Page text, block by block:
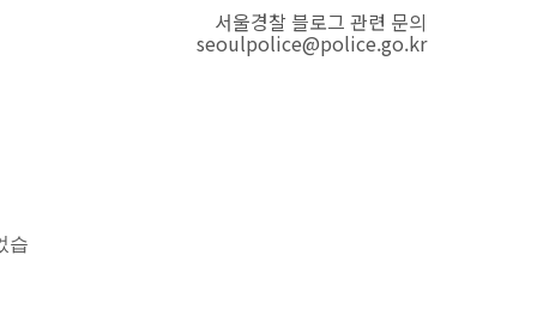
습
서울경찰 블로그 관련 문의
seoulpolice@police.go.kr